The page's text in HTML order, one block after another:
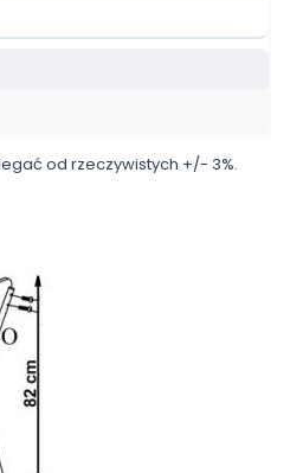
od rzeczywistych +/- 3%.